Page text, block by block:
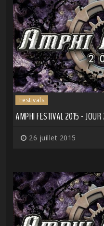
Festivals
AMPHI FESTIVAL 2015 -
26 juillet 2015